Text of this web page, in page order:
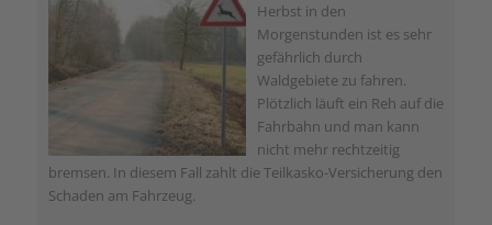
Herbst in den
Morgenstunden ist es sehr
gefährlich durch
Waldgebiete zu fahren.
Plötzlich läuft ein Reh auf die
Fahrbahn und man kann
nicht mehr rechtzeitig
bremsen. In diesem Fall zahlt die Teilkasko-Versicherung den
Schaden am Fahrzeug.